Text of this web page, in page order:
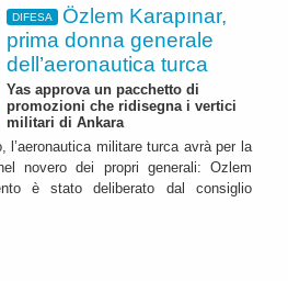
DIFESA
Özlem Karapınar,
prima donna generale
dell’aeronautica turca
Yas approva un pacchetto di
promozioni che ridisegna i vertici
militari di Ankara
l’aeronautica militare turca avrà per la
novero dei propri generali: Ozlem
è stato deliberato dal consiglio